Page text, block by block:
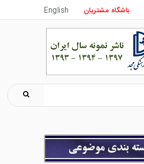
باشگاه مشتریان English